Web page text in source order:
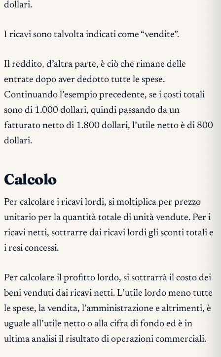
dollari.
I ricavi sono talvolta indicati come “vendite”.
Il reddito, d’altra parte, è ciò che rimane delle
entrate dopo aver dedotto tutte le spese.
Continuando l’esempio precedente, se i costi totali
sono di 1.000 dollari, quindi passando da un
fatturato netto di 1.800 dollari, l’utile netto è di 800
dollari.
Calcolo
Per calcolare i ricavi lordi, si moltiplica per prezzo
unitario per la quantità totale di unità vendute. Per i
ricavi netti, sottrarre dai ricavi lordi gli sconti totali e
i resi concessi.
Per calcolare il profitto lordo, si sottrarrà il costo dei
beni venduti dai ricavi netti. L’utile lordo meno tutte
le spese, la vendita, l’amministrazione e altrimenti, è
uguale all’utile netto o alla cifra di fondo ed è in
ultima analisi il risultato di operazioni commerciali.